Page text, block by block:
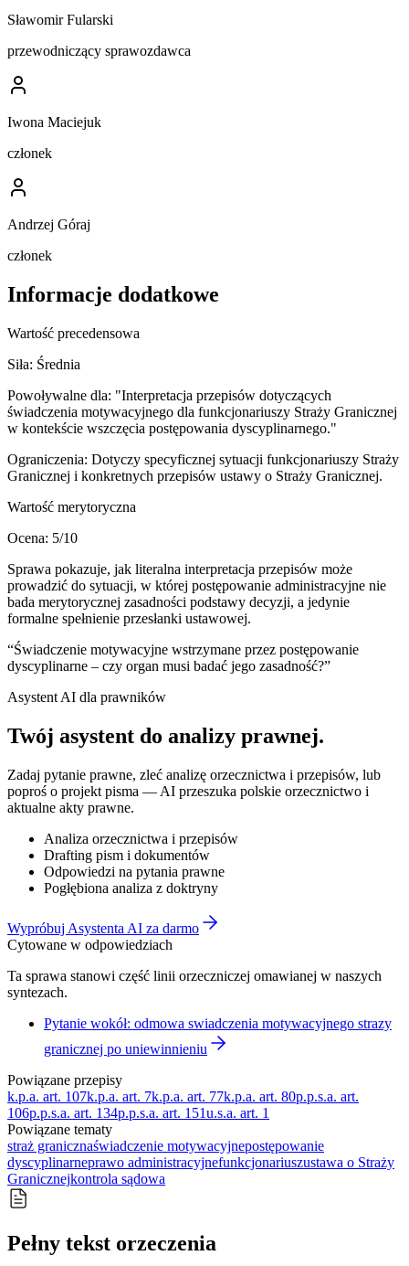
Sławomir Fularski
przewodniczący sprawozdawca
Iwona Maciejuk
członek
Andrzej Góraj
członek
Informacje dodatkowe
Wartość precedensowa
Siła: Średnia
Powoływalne dla: "Interpretacja przepisów dotyczących
świadczenia motywacyjnego dla funkcjonariuszy Straży Granicznej
w kontekście wszczęcia postępowania dyscyplinarnego."
Ograniczenia: Dotyczy specyficznej sytuacji funkcjonariuszy Straży
Granicznej i konkretnych przepisów ustawy o Straży Granicznej.
Wartość merytoryczna
Ocena: 5/10
Sprawa pokazuje, jak literalna interpretacja przepisów może
prowadzić do sytuacji, w której postępowanie administracyjne nie
bada merytorycznej zasadności podstawy decyzji, a jedynie
formalne spełnienie przesłanki ustawowej.
“Świadczenie motywacyjne wstrzymane przez postępowanie
dyscyplinarne – czy organ musi badać jego zasadność?”
Asystent AI dla prawników
Twój asystent do analizy prawnej.
Zadaj pytanie prawne, zleć analizę orzecznictwa i przepisów, lub
poproś o projekt pisma — AI przeszuka polskie orzecznictwo i
aktualne akty prawne.
Analiza orzecznictwa i przepisów
Drafting pism i dokumentów
Odpowiedzi na pytania prawne
Pogłębiona analiza z doktryny
Wypróbuj Asystenta AI za darmo
Cytowane w odpowiedziach
Ta sprawa stanowi część linii orzeczniczej omawianej w naszych
syntezach.
Pytanie wokół: odmowa swiadczenia motywacyjnego strazy
granicznej po uniewinnieniu
Powiązane przepisy
k.p.a. art. 107k.p.a. art. 7k.p.a. art. 77k.p.a. art. 80p.p.s.a. art.
106p.p.s.a. art. 134p.p.s.a. art. 151u.s.a. art. 1
Powiązane tematy
straż granicznaświadczenie motywacyjnepostępowanie
dyscyplinarneprawo administracyjnefunkcjonariuszustawa o Straży
Granicznejkontrola sądowa
Pełny tekst orzeczenia